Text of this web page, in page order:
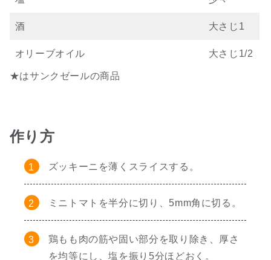
酒 大さじ1
オリーブオイル 大さじ1/2
★はサンクゼールの商品
作り方
ズッキーニを薄くスライスする。
ミニトマトを半分に切り、5mm角に切る。
鶏もも肉の筋や固い部分を取り除き、厚さ
を均等にし、塩を振り5分ほどおく。